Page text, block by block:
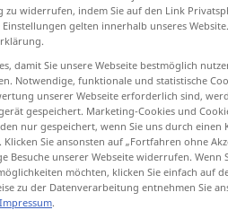
widerrufen, indem Sie auf den Link
gelten innerhalb unseres
damit Sie unsere Webseite bestmöglich
Notwendige, funktionale und statistische
unserer Webseite erforderlich sind,
gespeichert. Marketing-Cookies und
nur gespeichert, wenn Sie uns durch einen
Klicken Sie ansonsten auf „Fortfahren ohne
Besuche unserer Webseite widerrufen.
möchten, klicken Sie einfach auf
zu der Datenverarbeitung entnehmen Sie
Impressum.